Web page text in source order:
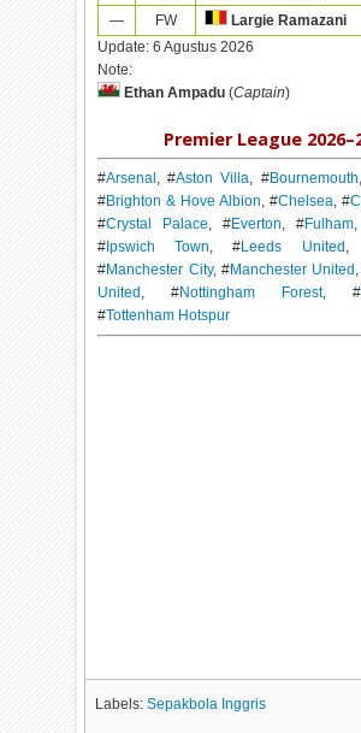
—
FW
Largie Ramazani
Update:6 Agustus 2026
Note:
Ethan Ampadu (Captain)
Premier League
#Arsenal , #Aston Villa, #Bournemouth
#Brighton & Hove Albion, #Chelsea, #
#Crystal Palace, #Everton, #Fulham
# Ipswich Town, #Leeds United ,
#Manchester City, #Manchester United
United , #Nottingham Forest, #
#Tottenham Hotspur
Labels:Sepakbola Inggris